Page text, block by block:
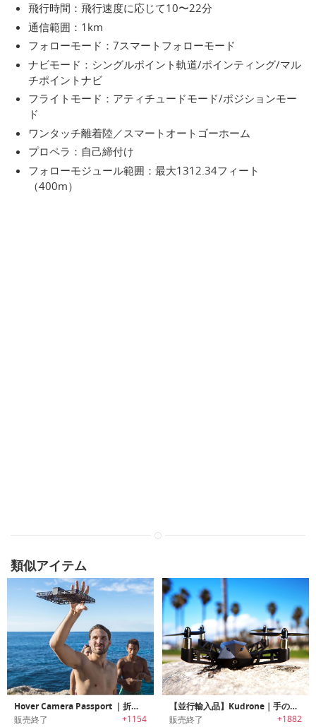
飛行時間：飛行速度に応じて10〜22分
通信範囲：1km
フォローモード：7スマートフォローモード
ナビモード：シングルポイント軌道/ポインティング/マル
チポイントナビ
フライトモード：アティチュードモード/ポジションモー
ド
ワンタッチ離着陸／スマートオートゴーホーム
プロペラ：自己締付け
フォローモジュール範囲：最大1312.34フィート
（400m）
類似アイテム
Hover Camera Passport ｜折りたたみ可能なAI搭載ポータブル空中撮影カメラ「ホバーカメラパスポート」
販売終了 +1154
【並行輸入品】Kudrone｜手のひらサイズのGPS自動追跡・4Kカメラ搭載ナノドローン「クードローン」
販売終了 +1882